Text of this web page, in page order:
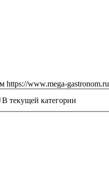
https://www.mega-gastronom.ru
В текущей категории